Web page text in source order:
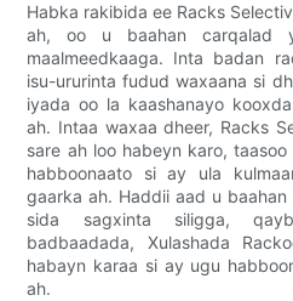
Habka rakibida ee Racks
ah, oo u baahan carqalad
maalmeedkaaga. Inta badan
isu-ururinta fudud waxaana si
iyada oo la kaashanayo
ah. Intaa waxaa dheer, Racks
sare ah loo habeyn karo,
habboonaato si ay ula
gaarka ah. Haddii aad u
sida sagxinta siligga,
badbaadada, Xulashada
habayn karaa si ay ugu
ah.